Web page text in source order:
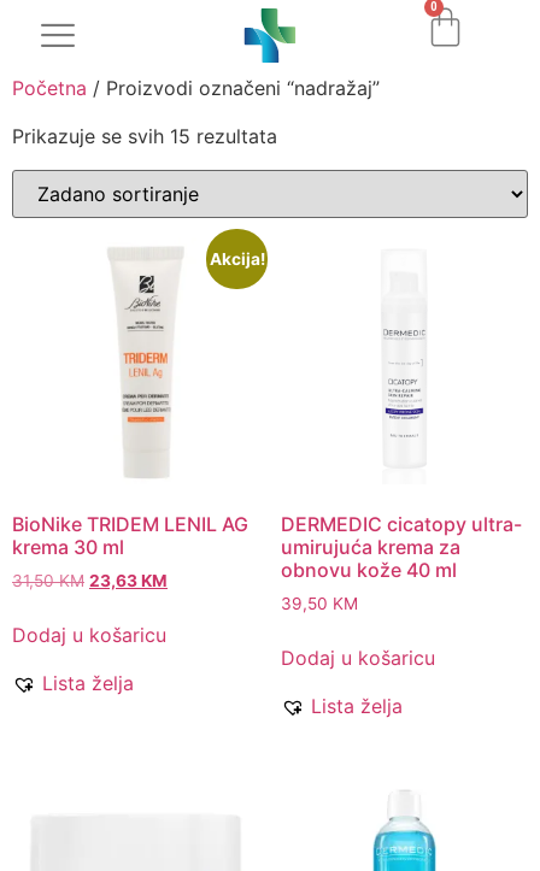
0
Početna / Proizvodi označeni “nadražaj”
Prikazuje se svih 15 rezultata
Akcija!
BioNike TRIDEM LENIL AG
krema 30 ml
31,50KM 23,63KM
Dodaj u košaricu
Lista želja
DERMEDIC cicatopy ultra-
umirujuća krema za
obnovu kože 40 ml
39,50 KM
Dodaj u košaricu
Lista želja